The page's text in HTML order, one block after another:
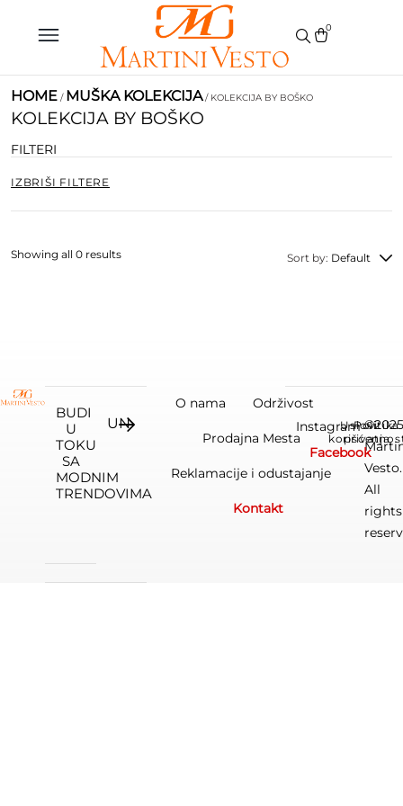
0
HOME / MUŠKA KOLEKCIJA/ KOLEKCIJA BY BOŠKO
KOLEKCIJA BY BOŠKO
FILTERI
IZBRIŠI FILTERE
Sort by: Default
Showing all 0 results
BUDI
U
TOKU
SA
MODNIM
TRENDOVIMA
O nama Održivost
Prodajna Mesta
Reklamacije i odustajanje
Kontakt
Vesto.
All
rights
Instagram
Facebook
Uslovi
korišćenja
Politika